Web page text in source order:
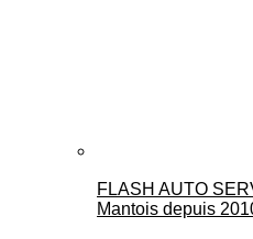
FLASH AUTO
Mantois depuis